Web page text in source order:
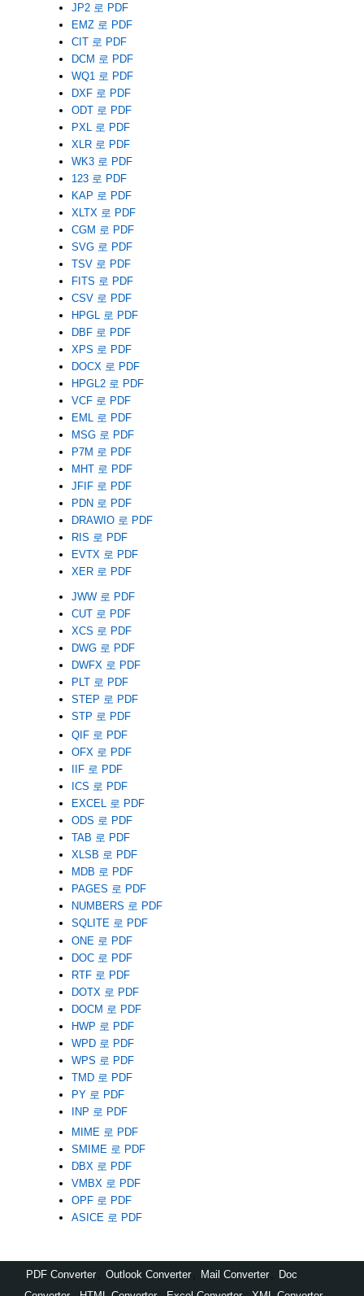
JP2 로 PDF
EMZ 로 PDF
CIT 로 PDF
DCM 로 PDF
WQ1 로 PDF
DXF 로 PDF
ODT 로 PDF
PXL 로 PDF
XLR 로 PDF
WK3 로 PDF
123 로 PDF
KAP 로 PDF
XLTX 로 PDF
CGM 로 PDF
SVG 로 PDF
TSV 로 PDF
FITS 로 PDF
CSV 로 PDF
HPGL 로 PDF
DBF 로 PDF
XPS 로 PDF
DOCX 로 PDF
HPGL2 로 PDF
VCF 로 PDF
EML 로 PDF
MSG 로 PDF
P7M 로 PDF
MHT 로 PDF
JFIF 로 PDF
PDN 로 PDF
DRAWIO 로 PDF
RIS 로 PDF
EVTX 로 PDF
XER 로 PDF
JWW 로 PDF
CUT 로 PDF
XCS 로 PDF
DWG 로 PDF
DWFX 로 PDF
PLT 로 PDF
STEP 로 PDF
STP 로 PDF
QIF 로 PDF
OFX 로 PDF
IIF 로 PDF
ICS 로 PDF
EXCEL 로 PDF
ODS 로 PDF
TAB 로 PDF
XLSB 로 PDF
MDB 로 PDF
PAGES 로 PDF
NUMBERS 로 PDF
SQLITE 로 PDF
ONE 로 PDF
DOC 로 PDF
RTF 로 PDF
DOTX 로 PDF
DOCM 로 PDF
HWP 로 PDF
WPD 로 PDF
WPS 로 PDF
TMD 로 PDF
PY 로 PDF
INP 로 PDF
MIME 로 PDF
SMIME 로 PDF
DBX 로 PDF
VMBX 로 PDF
OPF 로 PDF
ASICE 로 PDF
PDF Converter Outlook Converter Mail Converter
Doc